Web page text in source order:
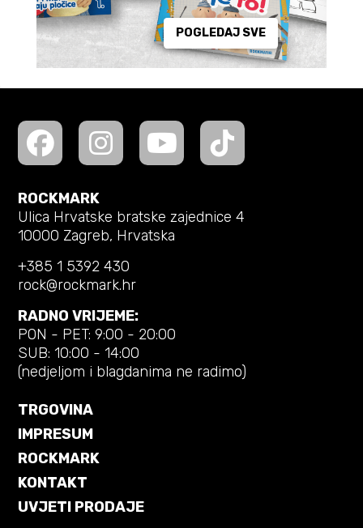
POGLEDAJ SVE
ROCKMARK
Ulica Hrvatske bratske zajednice 4
10000 Zagreb, Hrvatska
+385 1 5392 430
rock@rockmark.hr
RADNO VRIJEME:
PON - PET: 9:00 - 20:00
SUB: 10:00 - 14:00
(nedjeljom i blagdanima ne radimo)
TRGOVINA
IMPRESUM
ROCKMARK
KONTAKT
UVJETI PRODAJE